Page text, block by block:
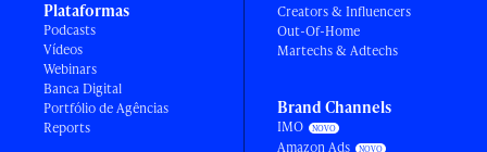
Plataformas
Podcasts
Vídeos
Webinars
Banca Digital
Portfólio de Agências
Reports
Creators & Influencers
Out-Of-Home
Martechs & Adtechs
Brand Channels
IMO
Amazon Ads